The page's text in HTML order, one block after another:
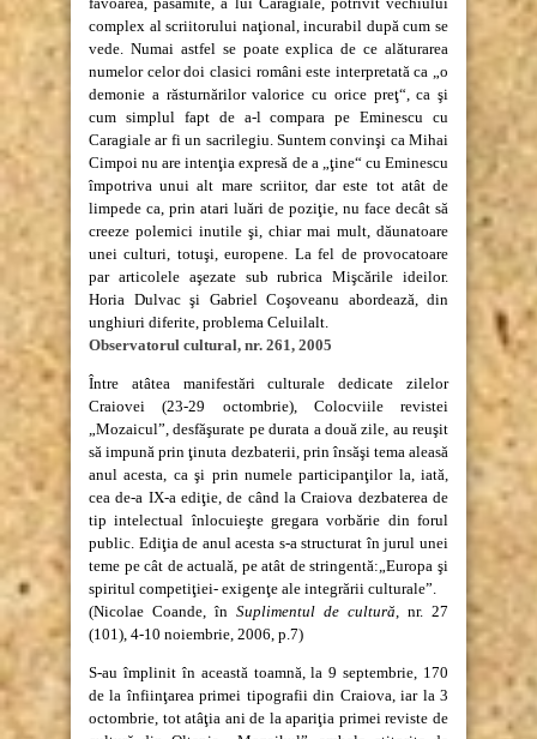
complex al scriitorului naţional, incurabil după cum se
vede. Numai astfel se poate explica de ce alăturarea
numelor celor doi clasici români este interpretată ca „o
demonie a răsturnărilor valorice cu orice preţ“, ca şi
cum simplul fapt de a-l compara pe Eminescu cu
Caragiale ar fi un sacrilegiu. Suntem convinşi ca Mihai
Cimpoi nu are intenţia expresă de a „ţine“ cu Eminescu
împotriva unui alt mare scriitor, dar este tot atât de
limpede ca, prin atari luări de poziţie, nu face decât să
creeze polemici inutile şi, chiar mai mult, dăunatoare
unei culturi, totuşi, europene. La fel de provocatoare
par articolele aşezate sub rubrica Mişcările ideilor.
Horia Dulvac şi Gabriel Coşoveanu abordează, din
unghiuri diferite, problema Celuilalt.
Observatorul cultural, nr. 261, 2005
Între atâtea manifestări culturale dedicate zilelor
Craiovei (23-29 octombrie), Colocviile revistei
„Mozaicul”, desfăşurate pe durata a două zile, au reuşit
să impună prin ţinuta dezbaterii, prin însăşi tema aleasă
anul acesta, ca şi prin numele participanţilor la, iată,
cea de-a IX-a ediţie, de când la Craiova dezbaterea de
tip intelectual înlocuieşte gregara vorbărie din forul
public. Ediţia de anul acesta s-a structurat în jurul unei
teme pe cât de actuală, pe atât de stringentă:„Europa şi
spiritul competiţiei- exigenţe ale integrării culturale”.
(Nicolae Coande, în Suplimentul de cultură, nr. 27
(101), 4-10 noiembrie, 2006, p.7)
S-au împlinit în această toamnă, la 9 septembrie, 170
de la înfiinţarea primei tipografii din Craiova, iar la 3
octombrie, tot atâţia ani de la apariţia primei reviste de